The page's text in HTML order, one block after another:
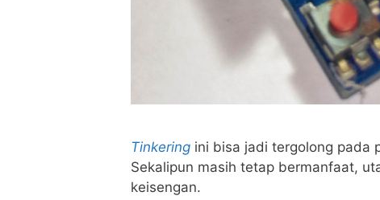
Tinkering ini bisa jadi tergolong pada
Sekalipun masih tetap bermanfaat,
keisengan.